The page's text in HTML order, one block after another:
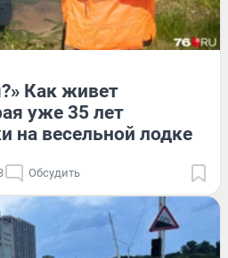
Как живет
уже 35 лет
на весельной лодке
Обсудить